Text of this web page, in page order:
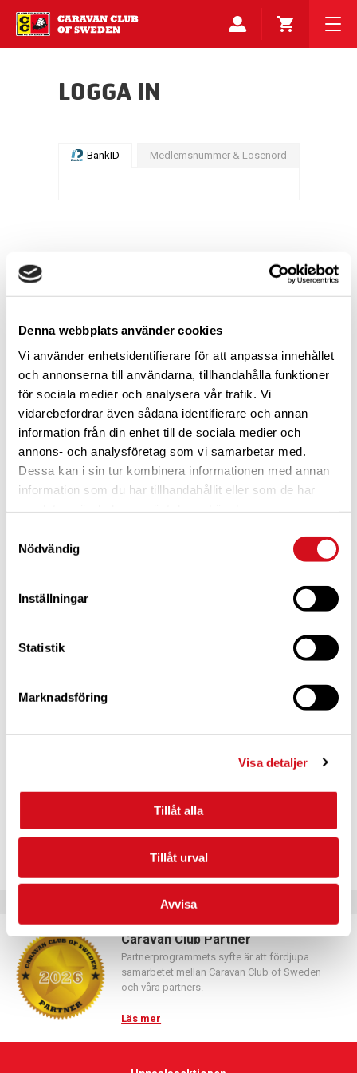
Denna webbplats använder cookies
Vi använder enhetsidentifierare för att anpassa innehållet
och annonserna till användarna, tillhandahålla funktioner
för sociala medier och analysera vår trafik. Vi
vidarebefordrar även sådana identifierare och annan
information från din enhet till de sociala medier och
annons- och analysföretag som vi samarbetar med.
Dessa kan i sin tur kombinera informationen med annan
information som du har tillhandahållit eller som de har
Nödvändig
Inställningar
Statistik
Marknadsföring
Visa detaljer
Tillåt alla
Tillåt urval
Avvisa
LOGGA IN
BankID Medlemsnummer & Lösenord
För dig som är blivande ny medlemTa del av alla förmåner.
Bli medlem idag.
Logga in med hjälp av formuläret och följ anvisningarna.
Caravan Club Partner
Partnerprogrammets syfte är att fördjupa
samarbetet mellan Caravan Club of Sweden
och våra partners.
Läs mer